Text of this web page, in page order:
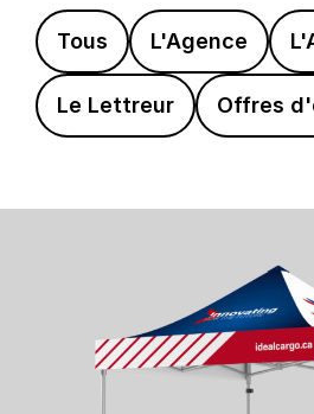
Tous L'Agence
Le Lettreur Offres